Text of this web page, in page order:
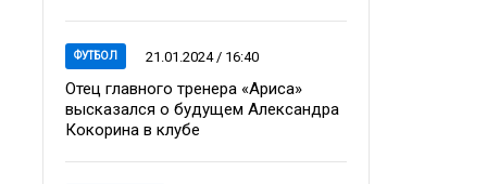
ФУТБОЛ 21.01.2024 / 16:40
Отец главного тренера «Ариса»
высказался о будущем Александра
Кокорина в клубе